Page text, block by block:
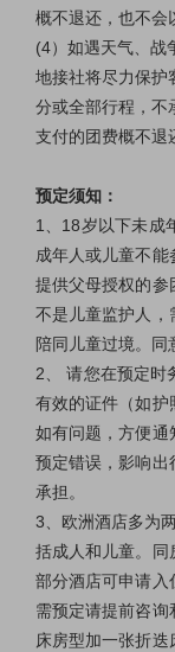
概不退还，也不会
(4）如遇天气、战
地接社将尽力保护
分或全部行程，不
支付的团费概不退
预定须知：
1、18岁以下未成
成年人或儿童不
提供父母授权的参
不是儿童监护人，
陪同儿童过境。同
2、 请您在预定时
有效的证件（如护
如有问题，方便通
预定错误，影响出
承担。
3、欧洲酒店多为
括成人和儿童。同
部分酒店可申请入
需预定请提前咨询
床房型加一张折